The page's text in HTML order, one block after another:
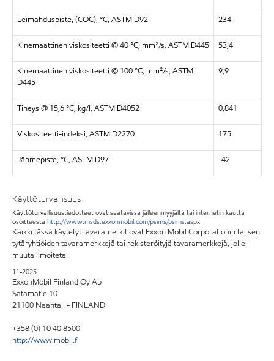
Leimahduspiste, (COC), °C, ASTM D92 234
Kinemaattinen viskositeetti @ 40 °C, mm²/s, ASTM D445 53,4
Kinemaattinen viskositeetti @ 100 °C, mm²/s, ASTM
D445
9,9
Tiheys @ 15,6 °C, kg/l, ASTM D4052 0,841
Viskositeetti-indeksi, ASTM D2270 175
Jähmepiste, °C, ASTM D97 -42
Käyttöturvallisuus
Käyttöturvallisuustiedotteet ovat saatavissa jälleenmyyjältä tai internetin kautta
osoitteesta http://www.msds.exxonmobil.com/psims/psims.aspx
Kaikki tässä käytetyt tavaramerkit ovat Exxon Mobil Corporationin tai sen
tytäryhtiöiden tavaramerkkejä tai rekisteröityjä tavaramerkkejä, jollei
muuta ilmoiteta.
11-2025
ExxonMobil Finland Oy Ab
Satamatie 10
21100 Naantali - FINLAND
+358 (0) 10 40 8500
http://www.mobil.fi